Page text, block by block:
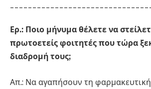
Ερ.: Ποιο μήνυμα θέλετε να
πρωτοετείς φοιτητές που τώρα
διαδρομή τους;
Απ.: Να αγαπήσουν τη